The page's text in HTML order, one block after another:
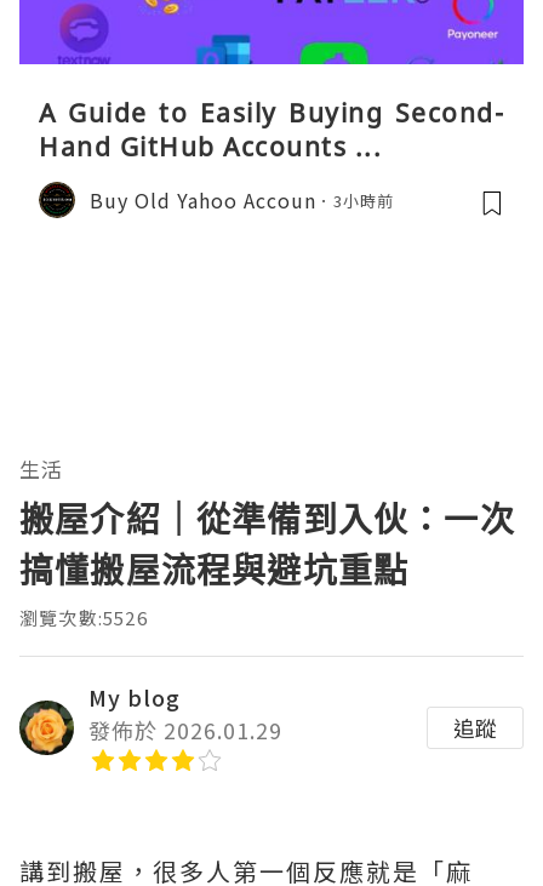
A Guide to Easily Buying Second-
Hand GitHub Accounts ...
Buy Old Yahoo Accoun 3小時前
生活
搬屋介紹｜從準備到入伙：一次
搞懂搬屋流程與避坑重點
瀏覽次數:5526
My blog
發佈於 2026.01.29
追蹤
講到搬屋，很多人第一個反應就是「麻